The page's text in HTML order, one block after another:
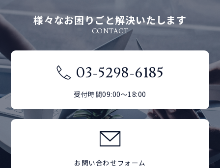
様々なお困りごと解決いたします
CONTACT
03-5298-6185
受付時間09:00～18:00
お問い合わせフォーム